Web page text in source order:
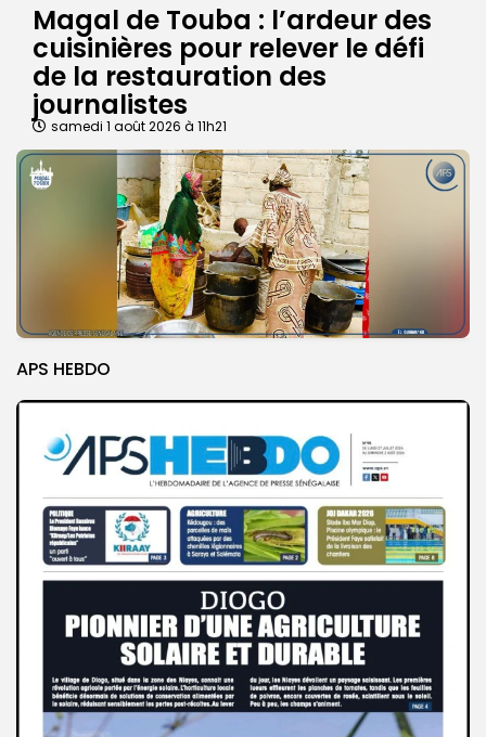
Magal de Touba : l’ardeur des
cuisinières pour relever le défi
de la restauration des
journalistes
samedi 1 août 2026 à 11h21
APS HEBDO